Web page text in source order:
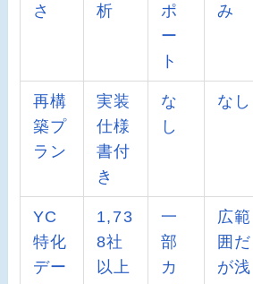
さ
析
ポ
ー
ト
み
再構
築プ
ラン
実装
仕様
書付
き
な
し
なし
YC
特化
デー
1,73
8社
以上
一
部
カ
広範
囲だ
が浅